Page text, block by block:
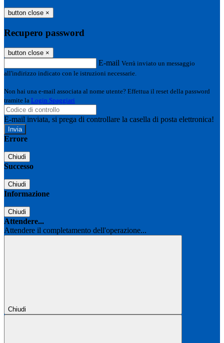
button close ×
Recupero password
button close ×
E-mail Verrà inviato un messaggio
all'indirizzo indicato con le istruzioni necessarie.
Non hai una e-mail associata al nome utente? Effettua il reset della password
tramite la Login Spaggiari
E-mail inviata, si prega di controllare la casella di posta elettronica!
Errore
Chiudi
Successo
Chiudi
Informazione
Chiudi
Attendere...
Attendere il completamento dell'operazione...
Chiudi